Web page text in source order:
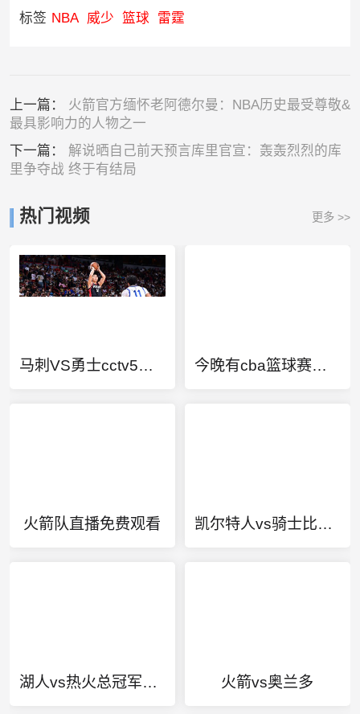
标签 NBA 威少 篮球 雷霆
上一篇： 火箭官方缅怀老阿德尔曼：NBA历史最受尊敬&
最具影响力的人物之一
下一篇： 解说晒自己前天预言库里官宣：轰轰烈烈的库
里争夺战 终于有结局
热门视频 更多 >>
马刺VS勇士cctv5回放视频 今晚有cba篮球赛直播吗
火箭队直播免费观看 凯尔特人vs骑士比赛录像
湖人vs热火总冠军最后一场 火箭vs奥兰多